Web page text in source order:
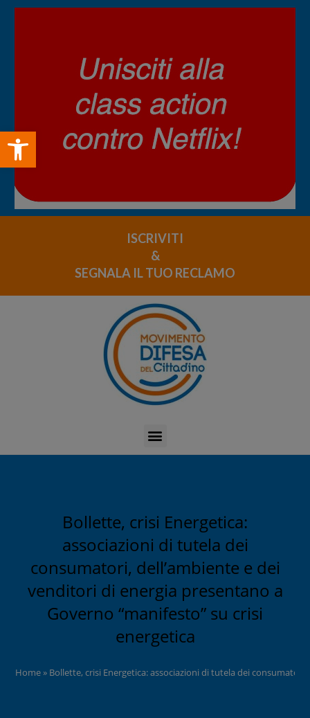
Open toolbar
ISCRIVITI
&
SEGNALA IL TUO RECLAMO
Bollette, crisi Energetica:
associazioni di tutela dei
consumatori, dell’ambiente e dei
venditori di energia presentano a
Governo “manifesto” su crisi
energetica
Home» Bollette, crisi Energetica: associazioni di tutela dei